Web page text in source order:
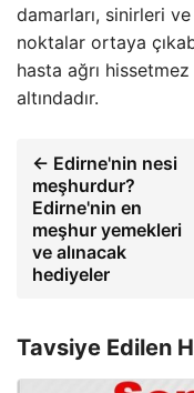
damarları, sinirleri
noktalar ortaya
hasta ağrı
altındadır.
← Edirne'nin nesi
meşhurdur?
Edirne'nin en
meşhur yemekleri
ve alınacak
hediyeler
Tavsiye Edilen